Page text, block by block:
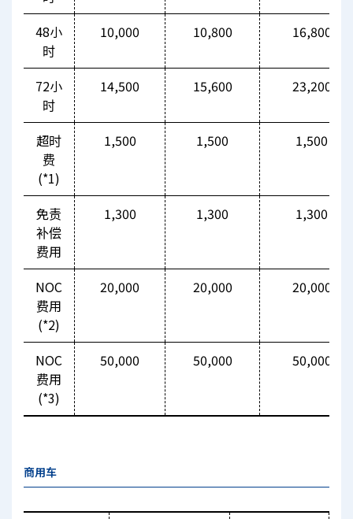
48小
时
10,000 10,800 16,800
72小
时
14,500 15,600 23,200
超时
费
(*1)
1,500 1,500 1,500
免责
补偿
费用
1,300 1,300 1,300
NOC
费用
(*2)
20,000 20,000 20,000
NOC
费用
(*3)
50,000 50,000 50,000
商用车